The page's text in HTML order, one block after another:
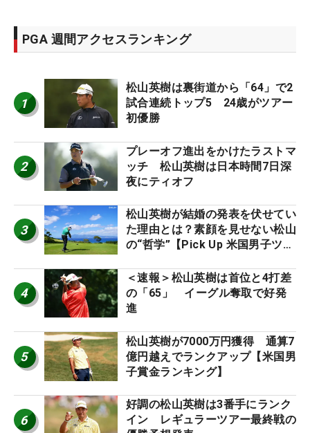
PGA 週間アクセスランキング
1
松山英樹は裏街道から「64」で2
試合連続トップ5 24歳がツアー
初優勝
2
プレーオフ進出をかけたラストマ
ッチ 松山英樹は日本時間7日深
夜にティオフ
3
松山英樹が結婚の発表を伏せてい
た理由とは？素顔を見せない松山
の“哲学”【Pick Up 米国男子ツア
4
＜速報＞松山英樹は首位と4打差
の「65」 イーグル奪取で好発
進
5
松山英樹が7000万円獲得 通算7
億円越えでランクアップ【米国男
子賞金ランキング】
6
好調の松山英樹は3番手にランク
イン レギュラーツアー最終戦の